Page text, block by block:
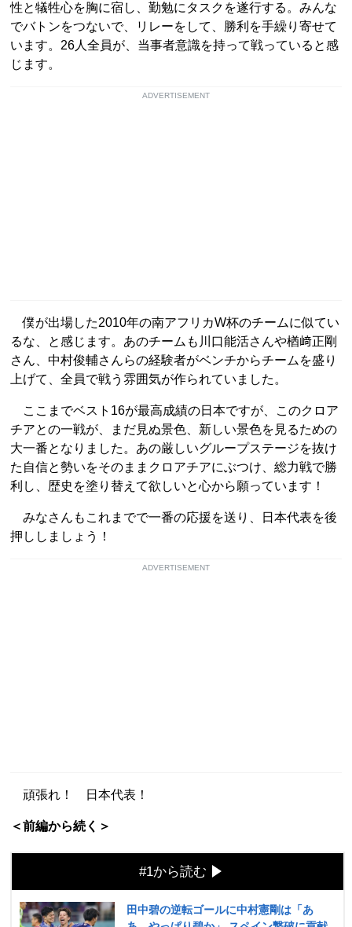
性と犠牲心を胸に宿し、勤勉にタスクを遂行する。みんな
でバトンをつないで、リレーをして、勝利を手繰り寄せて
います。26人全員が、当事者意識を持って戦っていると感
じます。
ADVERTISEMENT
僕が出場した2010年の南アフリカW杯のチームに似てい
るな、と感じます。あのチームも川口能活さんや楢﨑正剛
さん、中村俊輔さんらの経験者がベンチからチームを盛り
上げて、全員で戦う雰囲気が作られていました。
ここまでベスト16が最高成績の日本ですが、このクロア
チアとの一戦が、まだ見ぬ景色、新しい景色を見るための
大一番となりました。あの厳しいグループステージを抜け
た自信と勢いをそのままクロアチアにぶつけ、総力戦で勝
利し、歴史を塗り替えて欲しいと心から願っています！
みなさんもこれまでで一番の応援を送り、日本代表を後
押ししましょう！
ADVERTISEMENT
頑張れ！ 日本代表！
＜前編から続く＞
#1から読む
田中碧の逆転ゴールに中村憲剛は「あ